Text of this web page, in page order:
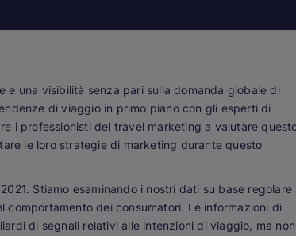
una visibilità senza pari sulla domanda globale di
di viaggio in primo piano con gli esperti di
i professionisti del travel marketing a valutare
le loro strategie di marketing durante questo
Stiamo esaminando i nostri dati su base regolare
dei consumatori. Le informazioni di
di segnali relativi alle intenzioni di viaggio, ma non